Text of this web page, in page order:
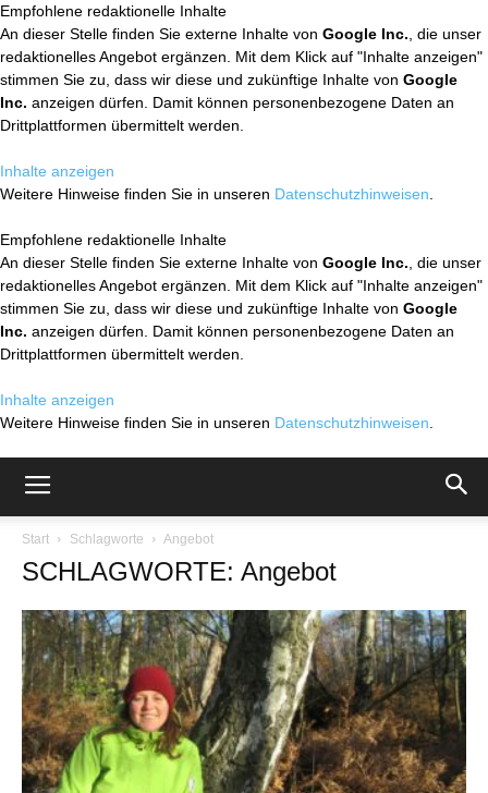
Empfohlene redaktionelle Inhalte
An dieser Stelle finden Sie externe Inhalte von Google Inc. , die unser
redaktionelles Angebot ergänzen. Mit dem Klick auf "Inhalte anzeigen"
stimmen Sie zu, dass wir diese und zukünftige Inhalte von Google
Inc. anzeigen dürfen. Damit können personenbezogene Daten an
Drittplattformen übermittelt werden.
Inhalte anzeigen
Weitere Hinweise finden Sie in unseren Datenschutzhinweisen
Empfohlene redaktionelle Inhalte
An dieser Stelle finden Sie externe Inhalte von Google Inc. , die unser
redaktionelles Angebot ergänzen. Mit dem Klick auf "Inhalte anzeigen"
stimmen Sie zu, dass wir diese und zukünftige Inhalte von Google
Inc. anzeigen dürfen. Damit können personenbezogene Daten an
Drittplattformen übermittelt werden.
Inhalte anzeigen
Weitere Hinweise finden Sie in unseren Datenschutzhinweisen
Start Schlagworte Angebot
SCHLAGWORTE: Angebot